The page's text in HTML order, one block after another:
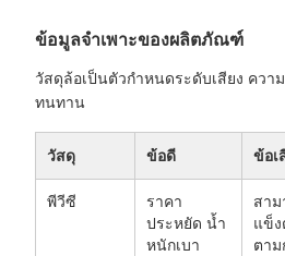
ข้อมูลจำเพาะของผลิตภัณฑ์
วัสดุล้อเป็นตัวกำหนดระดับเสียง คว
ทนทาน
วัสดุ ข้อดี ข้อเ
พีวีซี
ราคา
ประหยัด น้ำ
หนักเบา
สาม
แข็ง
ตาม